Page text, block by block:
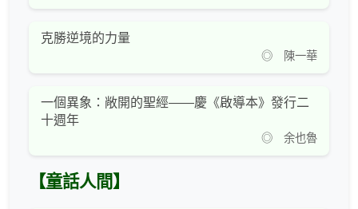
克勝逆境的力量
◎ 陳一華
一個異象：敞開的聖經——慶《啟導本》發行二
十週年
◎ 余也魯
【童話人間】